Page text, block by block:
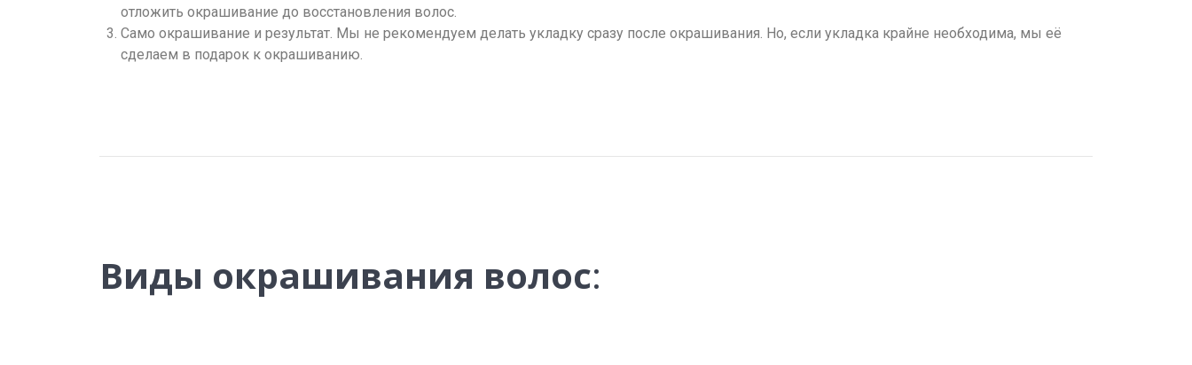
отложить окрашивание до восстановления волос.
Само окрашивание и результат. Мы не рекомендуем делать укладку сразу после окрашивания. Но, если укладка крайне необходима, мы её
сделаем в подарок к окрашиванию.
Виды окрашивания волос: